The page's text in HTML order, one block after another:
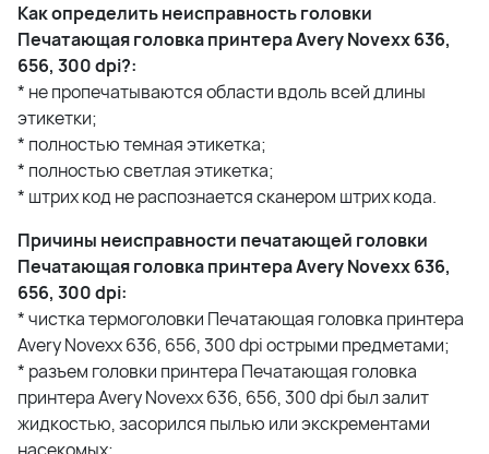
Как определить неисправность головки
Печатающая головка принтера Avery Novexx 636,
656, 300 dpi?:
* не пропечатываются области вдоль всей длины
этикетки;
* полностью темная этикетка;
* полностью светлая этикетка;
* штрих код не распознается сканером штрих кода.
Причины неисправности печатающей головки
Печатающая головка принтера Avery Novexx 636,
656, 300 dpi:
* чистка термоголовки Печатающая головка принтера
Avery Novexx 636, 656, 300 dpi острыми предметами;
* разъем головки принтера Печатающая головка
принтера Avery Novexx 636, 656, 300 dpi был залит
жидкостью, засорился пылью или экскрементами